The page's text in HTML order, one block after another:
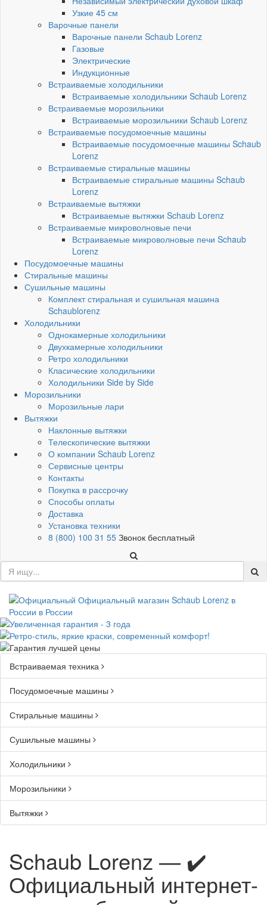
Узкие 45 см
Варочные панели
Варочные панели Schaub Lorenz
Газовые
Электрические
Индукционные
Встраиваемые холодильники
Встраиваемые холодильники Schaub Lorenz
Встраиваемые морозильники
Встраиваемые морозильники Schaub Lorenz
Встраиваемые посудомоечные машины
Встраиваемые посудомоечные машины Schaub
Lorenz
Встраиваемые стиральные машины
Встраиваемые стиральные машины Schaub
Lorenz
Встраиваемые вытяжки
Встраиваемые вытяжки Schaub Lorenz
Встраиваемые микроволновые печи
Встраиваемые микроволновые печи Schaub
Lorenz
Посудомоечные машины
Стиральные машины
Сушильные машины
Комплект стиральная и сушильная машина
Schaublorenz
Холодильники
Однокамерные холодильники
Двухкамерные холодильники
Ретро холодильники
Класические холодильники
Холодильники Side by Side
Морозильники
Морозильные лари
Вытяжки
Наклонные вытяжки
Телескопические вытяжки
О компании Schaub Lorenz
Сервисные центры
Контакты
Покупка в рассрочку
Способы оплаты
Доставка
Установка техники
8 (800) 100 31 55 Звонок бесплатный
Встраиваемая техника
Посудомоечные машины
Стиральные машины
Сушильные машины
Холодильники
Морозильники
Вытяжки
Schaub Lorenz — ✔️
Официальный интернет-